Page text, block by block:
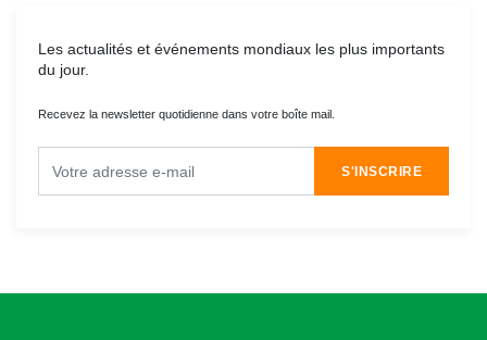
Les actualités et événements mondiaux les plus importants
du jour.
Recevez la newsletter quotidienne dans votre boîte mail.
S'INSCRIRE